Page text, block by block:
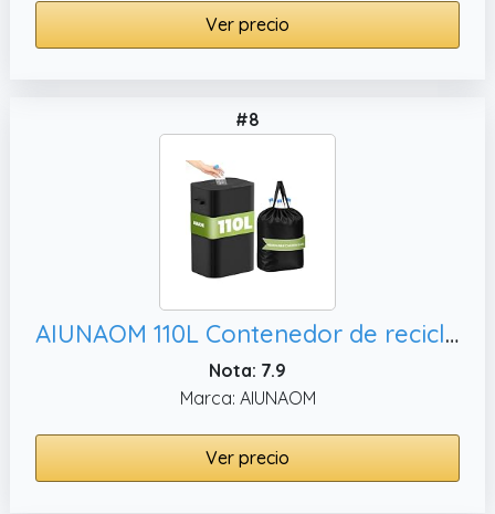
Ver precio
#8
AIUNAOM 110L Contenedor de reciclaje para botellas y vidrio,Cubo de Basura Cocina para botellas de depósito con bolsas de transporte
Nota: 7.9
Marca: AIUNAOM
Ver precio